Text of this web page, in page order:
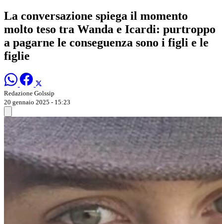
La conversazione spiega il momento
molto teso tra Wanda e Icardi: purtroppo
a pagarne le conseguenza sono i figli e le
figlie
Redazione Golssip
20 gennaio 2025 - 15:23